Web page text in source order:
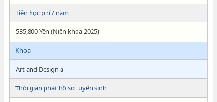
Tiền học phí / năm
535,800 Yên (Niên khóa 2025)
Khoa
Art and Design a
Thời gian phát hồ sơ tuyển sinh